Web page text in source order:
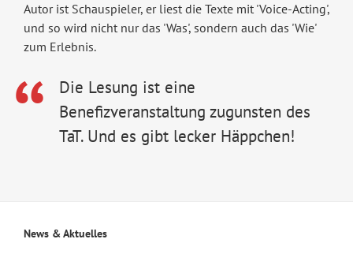
Autor ist Schauspieler, er liest die Texte mit 'Voice-Acting',
und so wird nicht nur das 'Was', sondern auch das 'Wie'
zum Erlebnis.
Die Lesung ist eine
Benefizveranstaltung zugunsten des
TaT. Und es gibt lecker Häppchen!
News & Aktuelles